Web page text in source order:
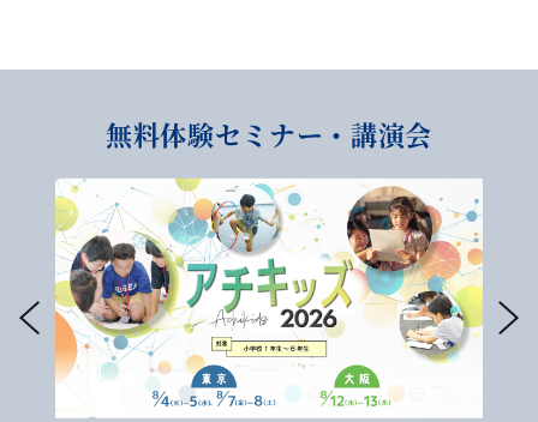
無料体験セミナー・講演会